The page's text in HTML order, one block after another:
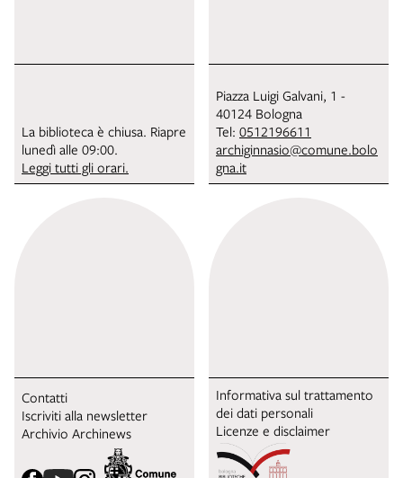
La biblioteca è chiusa. Riapre
lunedì alle 09:00.
Leggi tutti gli orari.
Piazza Luigi Galvani, 1 -
40124 Bologna
Tel: 0512196611
archiginnasio@comune.bolo
gna.it
Contatti
Iscriviti alla newsletter
Archivio Archinews
Informativa sul trattamento
dei dati personali
Licenze e disclaimer